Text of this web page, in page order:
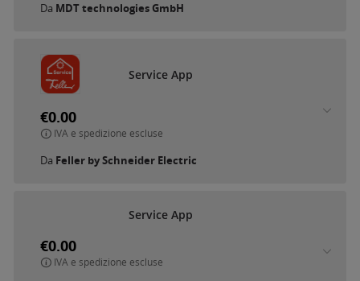
Da MDT technologies GmbH
Service App
€0.00
IVA e spedizione escluse
Da Feller by Schneider Electric
Service App
€0.00
IVA e spedizione escluse